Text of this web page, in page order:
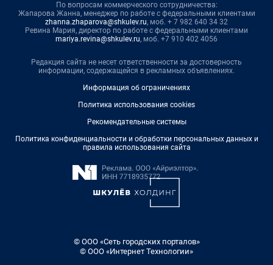
По вопросам коммерческого сотрудничества:
Жапарова Жанна, менеджер по работе с федеральными клиентами
zhanna.zhaparova@shkulev.ru, моб. + 7 982 640 34 32
Ревина Мария, директор по работе с федеральными клиентами
mariya.revina@shkulev.ru, моб. +7 910 402 4056
Редакция сайта не несет ответственности за достоверность
информации, содержащейся в рекламных объявлениях.
Информация об ограничениях
Политика использования cookies
Рекомендательные системы
Политика конфиденциальности и обработки персональных данных и
правила использования сайта
© ООО «Сеть городских порталов»
© ООО «Интернет Технологии»